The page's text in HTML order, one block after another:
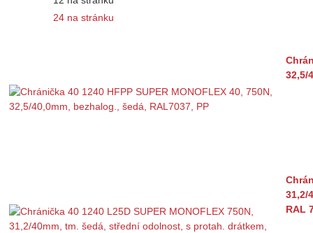
24 na stránku
32,5/
31,2/
RAL